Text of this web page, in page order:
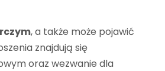
, a także może pojawić
znajdują się
oraz wezwanie dla